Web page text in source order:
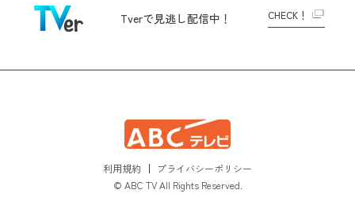
Tverで見逃し配信中！ CHECK！
利用規約
プライバシーポリシー
© ABC TV All Rights Reserved.